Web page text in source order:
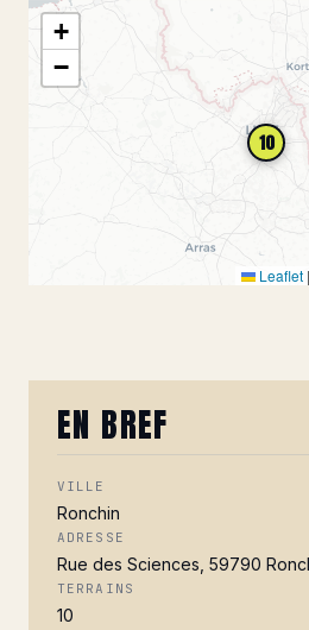
10
+
−
Leaflet |
EN BREF
VILLE
Ronchin
ADRESSE
Rue des Sciences, 59790
TERRAINS
10